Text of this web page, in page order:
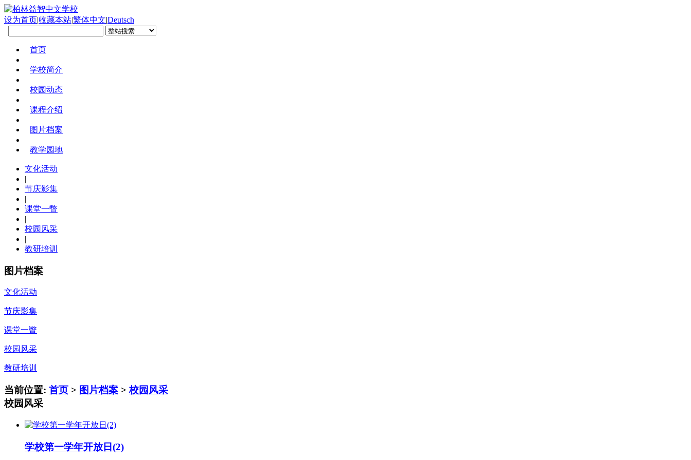
设为首页|收藏本站|繁体中文|Deutsch
首页
学校简介
校园动态
课程介绍
图片档案
教学园地
文化活动
|
节庆影集
|
课堂一瞥
|
校园风采
|
教研培训
图片档案
文化活动
节庆影集
课堂一瞥
校园风采
教研培训
当前位置: 首页 > 图片档案 >校园风采
校园风采
学校第一学年开放日(2)